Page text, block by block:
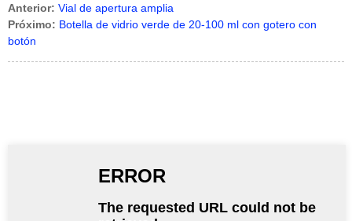
Anterior: Vial de apertura amplia
Próximo: Botella de vidrio verde de 20-100 ml con gotero con
botón